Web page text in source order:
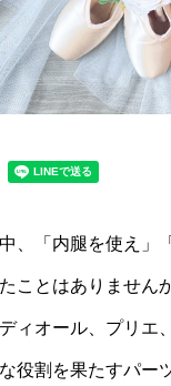
、「内腿を使え」
ことはありません
ィオール、プリエ
役割を果たすパー